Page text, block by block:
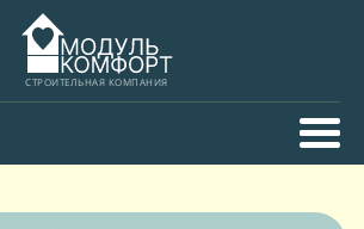
СТРОИТЕЛЬНАЯ КОМПАНИЯ